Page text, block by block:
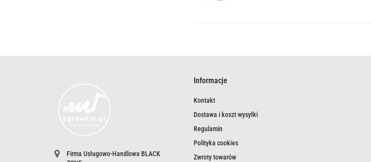
Firma Usługowo-Handlowa BLACK
Informacje
Kontakt
Dostawa i koszt wysyłki
Regulamin
Polityka cookies
Zwroty towarów